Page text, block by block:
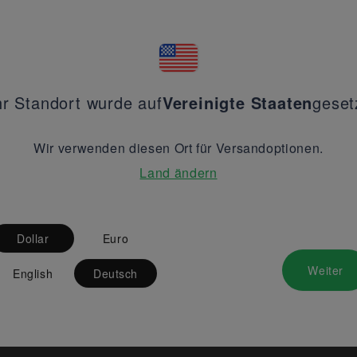
Standort wurde aufVereinigte Staaten
Wir verwenden diesen Ort für Versandoptionen.
Land ändern
Dollar Euro
English Deutsch Weiter